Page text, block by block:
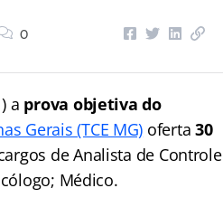
0
a prova objetiva do
Gerais (TCE MG) oferta30
de Analista de Controle
Médico.